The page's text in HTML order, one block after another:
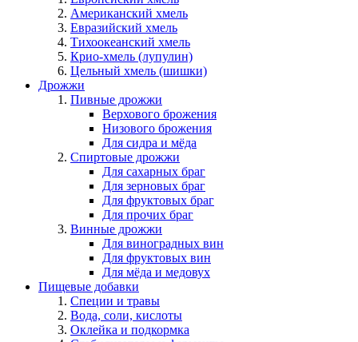
Американский хмель
Евразийский хмель
Тихоокеанский хмель
Крио-хмель (лупулин)
Цельный хмель (шишки)
Дрожжи
Пивные дрожжи
Верхового брожения
Низового брожения
Для сидра и мёда
Спиртовые дрожжи
Для сахарных браг
Для зерновых браг
Для фруктовых браг
Для прочих браг
Винные дрожжи
Для виноградных вин
Для фруктовых вин
Для мёда и медовух
Пищевые добавки
Специи и травы
Вода, соли, кислоты
Оклейка и подкормка